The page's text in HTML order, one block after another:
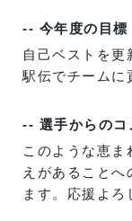
-- 今年度の目標
自己ベストを更
駅伝でチームに
-- 選手からのコ
このような恵ま
えがあることへ
ます。応援よろ